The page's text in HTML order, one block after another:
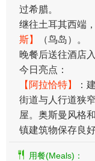
过希腊。
继往土耳其西端
斯】
（鸟岛）。
晚餐后送往酒店
今日亮点：
【阿拉恰特】
：
街道与人行道狭
屋。奥斯曼风格
镇建筑物保存良
用餐(Meals)：